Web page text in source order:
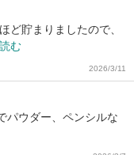
ど貯まりましたので、
む
2026/3/11
パウダー、ペンシルな